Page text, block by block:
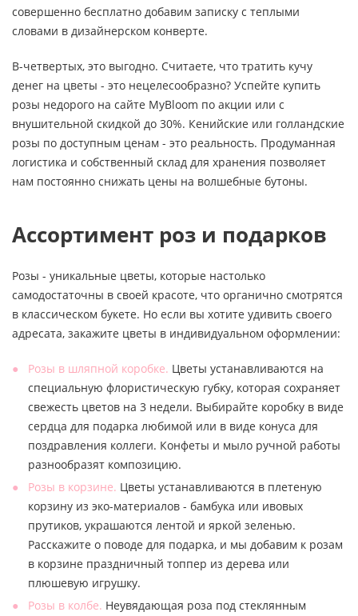
совершенно бесплатно добавим записку с теплыми
словами в дизайнерском конверте.
В-четвертых, это выгодно. Считаете, что тратить кучу
денег на цветы - это нецелесообразно? Успейте купить
розы недорого на сайте MyBloom по акции или с
внушительной скидкой до 30%. Кенийские или голландские
розы по доступным ценам - это реальность. Продуманная
логистика и собственный склад для хранения позволяет
нам постоянно снижать цены на волшебные бутоны.
Ассортимент роз и подарков
Розы - уникальные цветы, которые настолько
самодостаточны в своей красоте, что органично смотрятся
в классическом букете. Но если вы хотите удивить своего
адресата, закажите цветы в индивидуальном оформлении:
Розы в шляпной коробке. Цветы устанавливаются на
специальную флористическую губку, которая сохраняет
свежесть цветов на 3 недели. Выбирайте коробку в виде
сердца для подарка любимой или в виде конуса для
поздравления коллеги. Конфеты и мыло ручной работы
разнообразят композицию.
Розы в корзине. Цветы устанавливаются в плетеную
корзину из эко-материалов - бамбука или ивовых
прутиков, украшаются лентой и яркой зеленью.
Расскажите о поводе для подарка, и мы добавим к розам
в корзине праздничный топпер из дерева или
плюшевую игрушку.
Розы в колбе. Неувядающая роза под стеклянным